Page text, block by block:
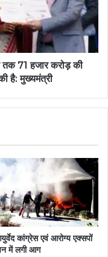
71 हजार करोड़ की
है: मुख्यमंत्री
कांग्रेस एवं आरोग्य एक्सपों
में लगी आग